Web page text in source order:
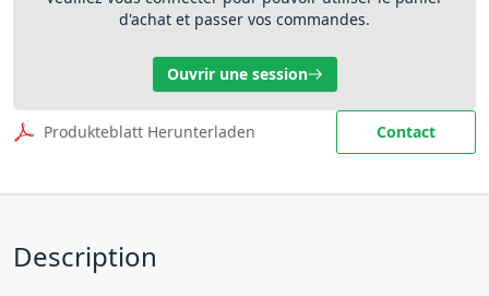
d'achat et passer vos commandes.
Ouvrir une session
Produkteblatt Herunterladen Contact
Description